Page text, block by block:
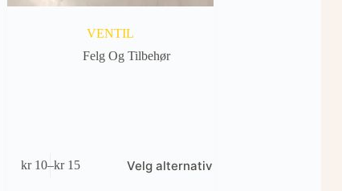
VENTIL
Felg Og Tilbehør
kr10–kr15
Prisområde:
Velg alternativ
produktet